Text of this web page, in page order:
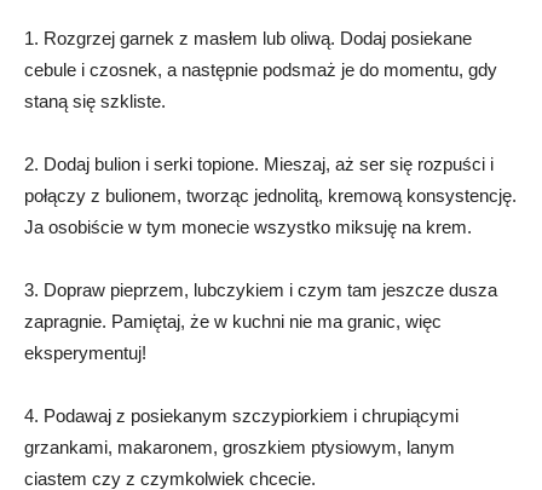
1. Rozgrzej garnek z masłem lub oliwą. Dodaj posiekane
cebule i czosnek, a następnie podsmaż je do momentu, gdy
staną się szkliste.
2. Dodaj bulion i serki topione. Mieszaj, aż ser się rozpuści i
połączy z bulionem, tworząc jednolitą, kremową konsystencję.
Ja osobiście w tym monecie wszystko miksuję na krem.
3. Dopraw pieprzem, lubczykiem i czym tam jeszcze dusza
zapragnie. Pamiętaj, że w kuchni nie ma granic, więc
eksperymentuj!
4. Podawaj z posiekanym szczypiorkiem i chrupiącymi
grzankami, makaronem, groszkiem ptysiowym, lanym
ciastem czy z czymkolwiek chcecie.